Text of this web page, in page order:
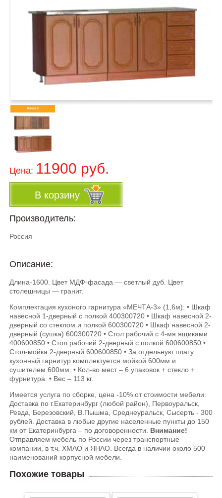
Цена: 11900 руб.
В корзину
Производитель:
Россия
Описание:
Длина-1600. Цвет МДФ-фасада — светлый дуб. Цвет
столешницы — гранит.
Комплектация кухоного гарнитура «МЕЧТА-3» (1,6м): • Шкаф
навесной 1-дверный с полкой 400300720 • Шкаф навесной 2-
дверный со стеклом и полкой 600300720 • Шкаф навесной 2-
дверный (сушка) 600300720 • Стол рабочий с 4-мя ящиками
400600850 • Стол рабочий 2-дверный с полкой 600600850 •
Стол-мойка 2-дверный 600600850 • За отдельную плату
кухонный гарнитур комплектуется мойкой 600мм и
сушителем 600мм. • Кол-во мест – 6 упаковок + стекло +
фурнитура. • Вес – 113 кг.
Имеется услуга по сборке, цена -10% от стоимости мебели.
Доставка по г.Екатеринбург (любой район), Первоуральск,
Ревда, Березовский, В.Пышма, Среднеуральск, Сысерть - 300
рублей. Доставка в любые другие населенные пункты до 150
км от Екатеринбурга – по договоренности. Внимание!
Отправляем мебель по России через транспортные
компании, в т.ч. ХМАО и ЯНАО. Всегда в наличии около 500
наименований корпусной мебели.
Похожие товары